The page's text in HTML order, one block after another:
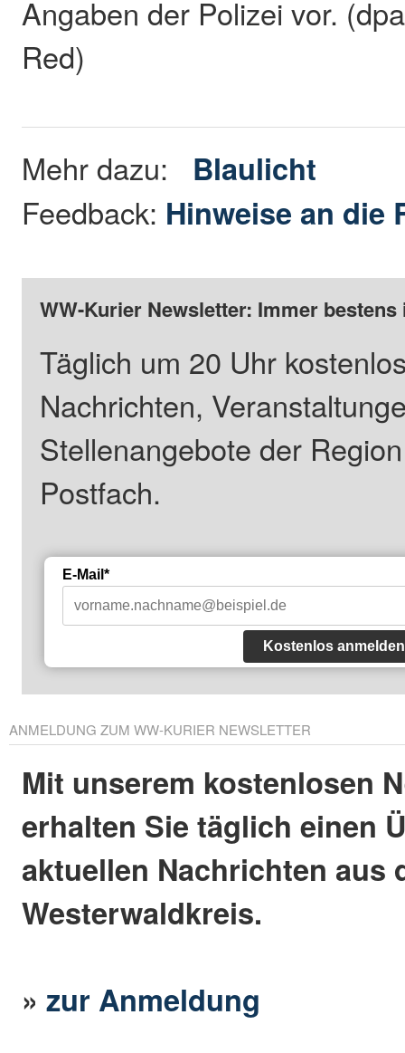
Angaben der Polizei vor.
Red)
Mehr dazu: Blaulicht
Feedback: Hinweise an die
WW-Kurier Newsletter: Immer
Täglich um 20 Uhr
Nachrichten,
Stellenangebote der
Postfach.
E-Mail*
Kostenlos anmelden
ANMELDUNG ZUM WW-KURIER NEWSLETTER
Mit unserem kostenlosen
erhalten Sie täglich einen
aktuellen Nachrichten aus
Westerwaldkreis.
»zur Anmeldung